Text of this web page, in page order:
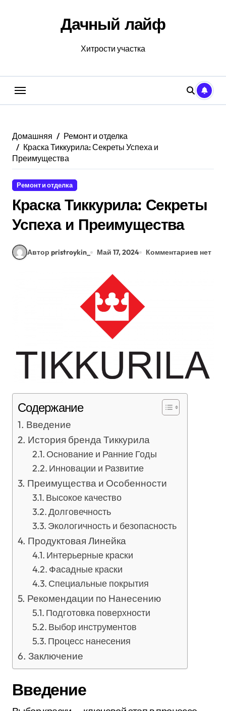
Дачный лайф
Хитрости участка
Домашняя
Ремонт и отделка
Краска Тиккурила: Секреты Успеха и
Преимущества
Ремонт и отделка
Краска Тиккурила: Секреты
Успеха и Преимущества
Автор pristroykin_ Май 17, 2024 Комментариев нет
Содержание
Введение
История бренда Тиккурила
Основание и Ранние Годы
Инновации и Развитие
Преимущества и Особенности
Высокое качество
Долговечность
Экологичность и безопасность
Продуктовая Линейка
Интерьерные краски
Фасадные краски
Специальные покрытия
Рекомендации по Нанесению
Подготовка поверхности
Выбор инструментов
Процесс нанесения
Заключение
Введение